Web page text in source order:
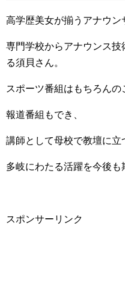
高学歴美女が揃うアナウン
専門学校からアナウンス
る須貝さん。
スポーツ番組はもちろんの
報道番組もでき、
講師として母校で教壇に立
多岐にわたる活躍を今後も
スポンサーリンク